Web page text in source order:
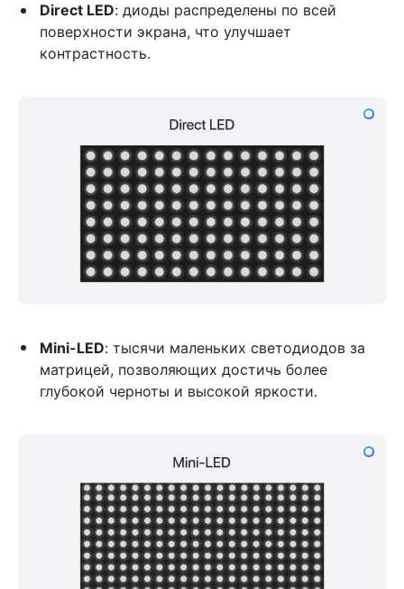
Direct LED: диоды распределены по всей
поверхности экрана, что улучшает
контрастность.
Mini-LED: тысячи маленьких светодиодов за
матрицей, позволяющих достичь более
глубокой черноты и высокой яркости.